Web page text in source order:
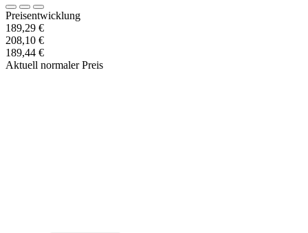
Preisentwicklung
189,29 €
208,10 €
189,44 €
Aktuell normaler Preis